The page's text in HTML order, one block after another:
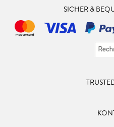
SICHER &